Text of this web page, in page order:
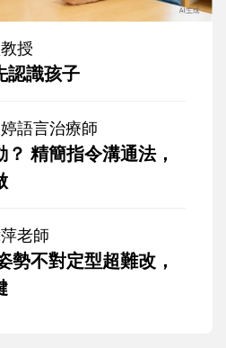
授
認識孩子
語言治療師
精簡指令溝通法，
老師
勢不對定型超難改，